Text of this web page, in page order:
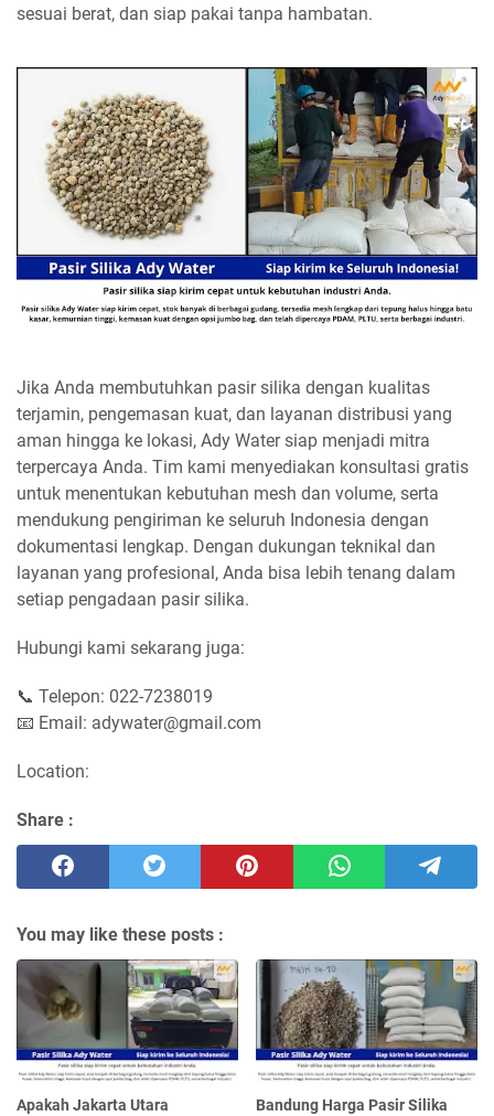
sesuai berat, dan siap pakai tanpa hambatan.
Jika Anda membutuhkan pasir silika dengan kualitas
terjamin, pengemasan kuat, dan layanan distribusi yang
aman hingga ke lokasi, Ady Water siap menjadi mitra
terpercaya Anda. Tim kami menyediakan konsultasi gratis
untuk menentukan kebutuhan mesh dan volume, serta
mendukung pengiriman ke seluruh Indonesia dengan
dokumentasi lengkap. Dengan dukungan teknikal dan
layanan yang profesional, Anda bisa lebih tenang dalam
setiap pengadaan pasir silika.
Hubungi kami sekarang juga:
📞 Telepon: 022-7238019
📧 Email: adywater@gmail.com
Location:
Share :
You may like these posts :
Apakah Jakarta Utara
Bandung Harga Pasir Silika